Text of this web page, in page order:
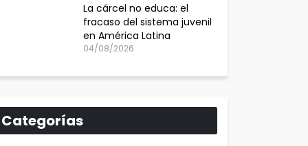
La cárcel no educa: el
fracaso del sistema juvenil
en América Latina
04/08/2026
Categorías